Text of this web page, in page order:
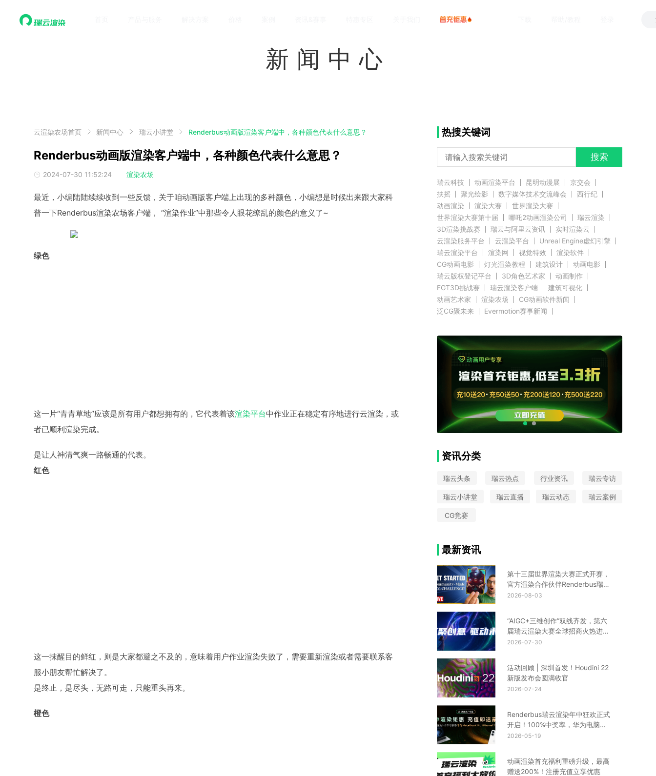
新闻中心
云渲染农场首页 新闻中心 瑞云小讲堂 Renderbus动画版渲染客户端中，各种颜色代表什么意思？
Renderbus动画版渲染客户端中，各种颜色代表什么意思？
2024-07-30 11:52:24 渲染农场
最近，小编陆陆续续收到一些反馈，关于咱动画版客户端上出现的多种颜色，小编想是时候出来跟大家科
普一下Renderbus渲染农场客户端， “渲染作业”中那些令人眼花缭乱的颜色的意义了~
绿色
这一片“青青草地”应该是所有用户都想拥有的，它代表着该渲染平台中作业正在稳定有序地进行云渲染，或
者已顺利渲染完成。
是让人神清气爽一路畅通的代表。
红色
这一抹醒目的鲜红，则是大家都避之不及的，意味着用户作业渲染失败了，需要重新渲染或者需要联系客
服小朋友帮忙解决了。
是终止，是尽头，无路可走，只能重头再来。
橙色
热搜关键词
搜索
瑞云科技 动画渲染平台 昆明动漫展
京交会
扶摇
聚光绘影 数字媒体技术交流峰会
西行纪
动画渲染
渲染大赛
世界渲染大赛
世界渲染大赛第十届
哪吒2动画渲染公司
瑞云渲染
3D渲染挑战赛
瑞云与阿里云资讯
实时渲染云
云渲染服务平台
云渲染平台
Unreal Engine虚幻引擎
瑞云渲染平台
渲染网 视觉特效
渲染软件
CG动画电影
灯光渲染教程 建筑设计
动画电影
瑞云版权登记平台
3D角色艺术家
动画制作
FGT3D挑战赛
瑞云渲染客户端
建筑可视化
动画艺术家
渲染农场
CG动画软件新闻
泛CG聚未来
Evermotion赛事新闻
渲染客户端快讯
C4D新闻
Autodesk新闻
好莱坞影视云渲染
Renderbus新闻
CG渲染新闻
Siggraph新闻
GPU渲染
CPU渲染 Redshift新闻
3ds Max新闻
瑞云科技
瑞云大事件 原力动画
CG英雄会
三维渲染
效果图设计大赛
效果图大赛
瑞云 ZBrush新闻
Cinema 4D资讯
V-Ray新闻
渲染插件 Maya新闻 教育优惠
赤道
北京电影学院
无偏差渲染
云栖大会
CIS设计
Turtle渲染器
金鸡百花奖
资讯分类
瑞云头条 瑞云热点 行业资讯 瑞云专访
瑞云小讲堂 瑞云直播 瑞云动态 瑞云案例
CG竞赛
最新资讯
第十三届世界渲染大赛正式开赛，
官方渲染合作伙伴Renderbus瑞云
渲染助您渲力全开！
2026-08-03
“AIGC+三维创作”双线齐发，第六
届瑞云渲染大赛全球招商火热进行
中！
2026-07-30
活动回顾 | 深圳首发！Houdini 22
新版发布会圆满收官
2026-07-24
Renderbus瑞云渲染年中狂欢正式
开启！100%中奖率，华为电脑、
iPhone17等你来拿
2026-05-19
动画渲染首充福利重磅升级，最高
赠送200%！注册充值立享优惠